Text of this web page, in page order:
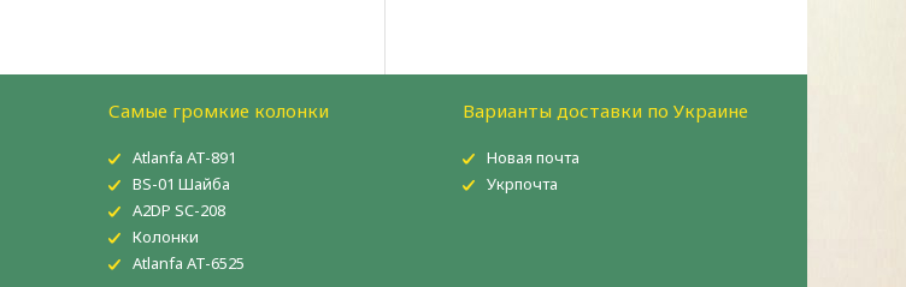
Самые громкие колонки
Atlanfa AT-891
BS-01 Шайба
A2DP SC-208
Колонки
Atlanfa AT-6525
Варианты доставки по Украине
Новая почта
Укрпочта